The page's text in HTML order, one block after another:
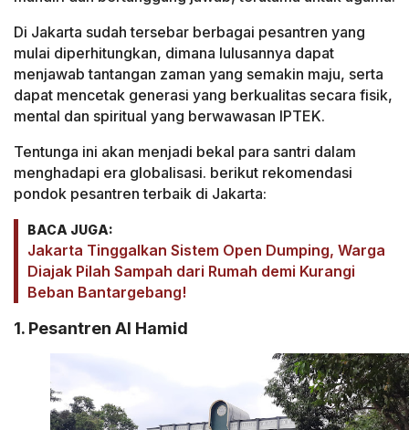
Di Jakarta sudah tersebar berbagai pesantren yang
mulai diperhitungkan, dimana lulusannya dapat
menjawab tantangan zaman yang semakin maju, serta
dapat mencetak generasi yang berkualitas secara fisik,
mental dan spiritual yang berwawasan IPTEK.
Tentunga ini akan menjadi bekal para santri dalam
menghadapi era globalisasi. berikut rekomendasi
pondok pesantren terbaik di Jakarta:
BACA JUGA:
Jakarta Tinggalkan Sistem Open Dumping, Warga
Diajak Pilah Sampah dari Rumah demi Kurangi
Beban Bantargebang!
1. Pesantren Al Hamid